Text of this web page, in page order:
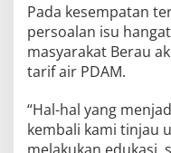
Pada kesempatan
persoalan isu
masyarakat Berau
tarif air PDAM.
“Hal-hal yang
kembali kami tinjau